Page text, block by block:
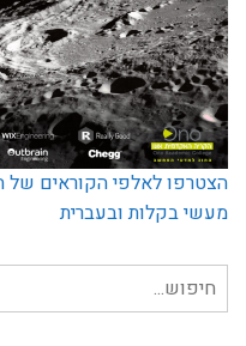
הצטרפו לאלפי הקוראים
מעשי בקלות ובעברית
חיפוש
עבור: